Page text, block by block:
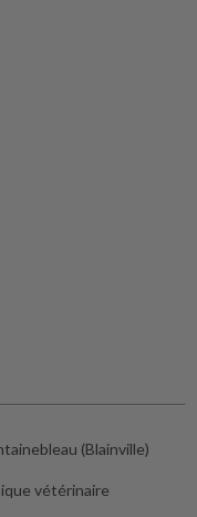
(Blainville)
vétérinaire